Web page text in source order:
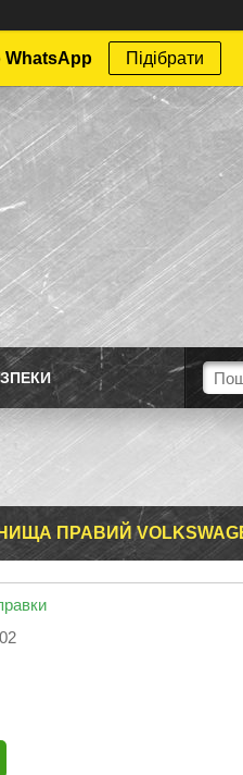
WhatsApp Підібрати
ПРАВИЙ